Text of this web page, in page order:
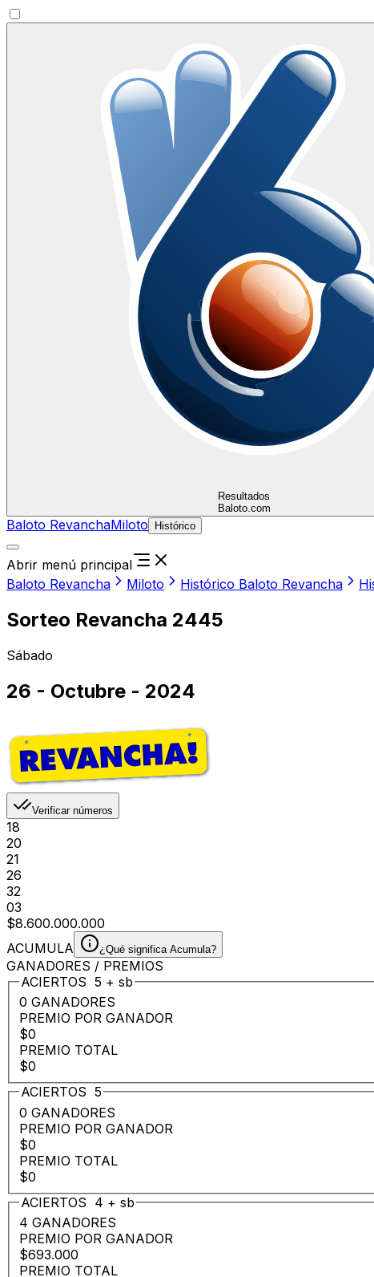
Resultados
Baloto.com
Baloto RevanchaMiloto Histórico
Abrir menú principal
Baloto Revancha
Miloto Histórico Baloto Revancha
Sorteo Revancha 2445
Sábado
26 - Octubre - 2024
Verificar números
18
20
21
26
32
03
$8.600.000.000
ACUMULA
¿Qué significa Acumula?
GANADORES / PREMIOS
ACIERTOS 5 + sb
0 GANADORES
PREMIO POR GANADOR
$0
PREMIO TOTAL
$0
ACIERTOS 5
0 GANADORES
PREMIO POR GANADOR
$0
PREMIO TOTAL
$0
ACIERTOS 4 + sb
4 GANADORES
PREMIO POR GANADOR
$693.000
PREMIO TOTAL